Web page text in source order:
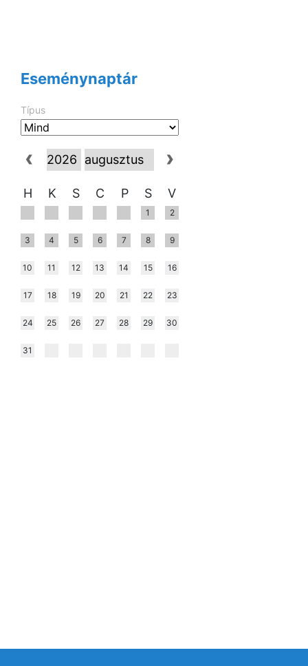
Eseménynaptár
Típus
H K S C P S V
1 2
3 4 5 6 7 8 9
10 11 12 13 14 15 16
17 18 19 20 21 22 23
24 25 26 27 28 29 30
31